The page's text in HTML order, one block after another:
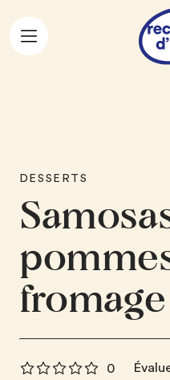
Aller au contenu
DESSERTS
0